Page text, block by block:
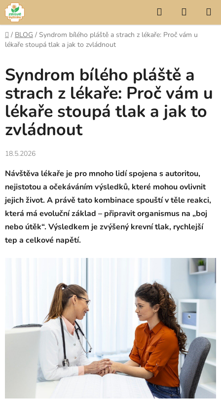
Přejít
na
obsah
Hledat
KOŠÍK
Domů
/ BLOG / Syndrom bílého pláště a strach z lékaře: Proč vám u
lékaře stoupá tlak a jak to zvládnout
Syndrom bílého pláště a
strach z lékaře: Proč vám u
lékaře stoupá tlak a jak to
zvládnout
18.5.2026
Návštěva lékaře je pro mnoho lidí spojena s autoritou,
nejistotou a očekáváním výsledků, které mohou ovlivnit
jejich život. A právě tato kombinace spouští v těle reakci,
která má evoluční základ – připravit organismus na „boj
nebo útěk“. Výsledkem je zvýšený krevní tlak, rychlejší
tep a celkové napětí.